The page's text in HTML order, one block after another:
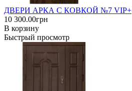
ДВЕРИ АРКА С КОВКОЙ №7 VIP+
10 300.00грн
В корзину
Быстрый просмотр